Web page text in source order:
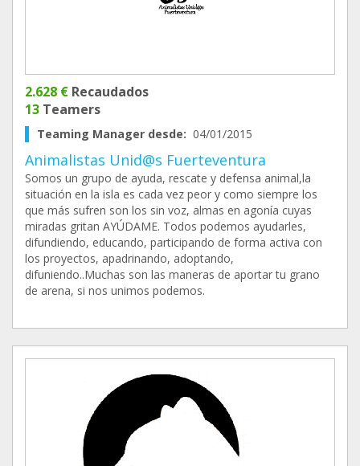
2.628 € Recaudados
13 Teamers
Teaming Manager desde: 04/01/2015
Animalistas Unid@s Fuerteventura
Somos un grupo de ayuda, rescate y defensa animal,la
situación en la isla es cada vez peor y como siempre los
que más sufren son los sin voz, almas en agonía cuyas
miradas gritan AYÚDAME. Todos podemos ayudarles,
difundiendo, educando, participando de forma activa con
los proyectos, apadrinando, adoptando,
difuniendo..Muchas son las maneras de aportar tu grano
de arena, si nos unimos podemos.